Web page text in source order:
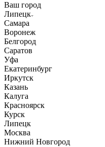
Ваш город
Липецк
Самара
Воронеж
Белгород
Саратов
Уфа
Екатеринбург
Иркутск
Казань
Калуга
Красноярск
Курск
Липецк
Москва
Нижний Новгород